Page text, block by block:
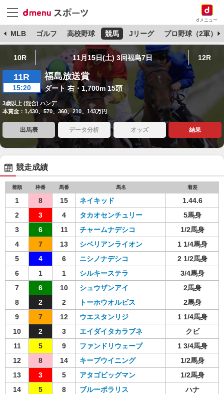
dメニュー
MLB ゴルフ 高校野球 競馬 Jリーグ プロ野球（2軍）
10R 11月15日(土) 3回福島7日 12R
11R
15:20
福島放送賞
ダート 右・1,700m 15頭
3歳以上 (混合) ハンデ
本賞金：1,430、570、360、210、143万円
出馬表 データ分析 オッズ 結果
競走成績
着順 枠番 馬番 馬名 着差
1 8 15 ネイキッド
1.44.6
2
3 4 タカオセンチュリー
5馬身
3
6 11 チャームナデシコ
1/2馬身
4
7 13 シベリアンライオン
1 1/4馬身
5
4 6 ニシノナデシコ
2 1/2馬身
6
1 1 シルキーステラ
3/4馬身
7
6 10 シュウザンアイ
2馬身
8
2 2 トーホウオルビス
2馬身
9
7 12 ウエスタンリジ
1 1/4馬身
10
2 3 エイダイタカラブネ
クビ
11
5 9 ファンドリウェーブ
1 3/4馬身
12
8 14 キープウイニング
1/2馬身
13
3 5 アタゴビッグマン
1/2馬身
14
5 8 ブルーポラリス
ハナ